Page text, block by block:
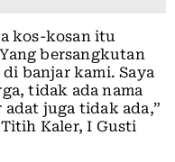
kos-kosan itu
bersangkutan
banjar kami. Saya
tidak ada nama
juga tidak ada,”
Kaler, I Gusti